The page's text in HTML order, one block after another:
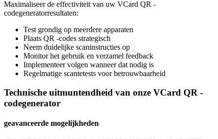
Maximaliseer de effectiviteit van uw VCard QR -
codegeneratorresultaten:
Test grondig op meerdere apparaten
Plaats QR -codes strategisch
Neem duidelijke scaninstructies op
Monitor het gebruik en verzamel feedback
Implementeer volgen wanneer dat nodig is
Regelmatige scantetests voor betrouwbaarheid
Technische uitmuntendheid van onze VCard QR -
codegenerator
geavanceerde mogelijkheden